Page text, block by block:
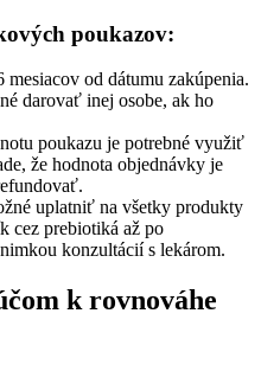
poukazov:
mesiacov od dátumu zakúpenia.
darovať inej osobe, ak ho
poukazu je potrebné využiť
že hodnota objednávky je
uplatniť na všetky produkty
cez prebiotiká až po
konzultácií s lekárom.
k rovnováhe